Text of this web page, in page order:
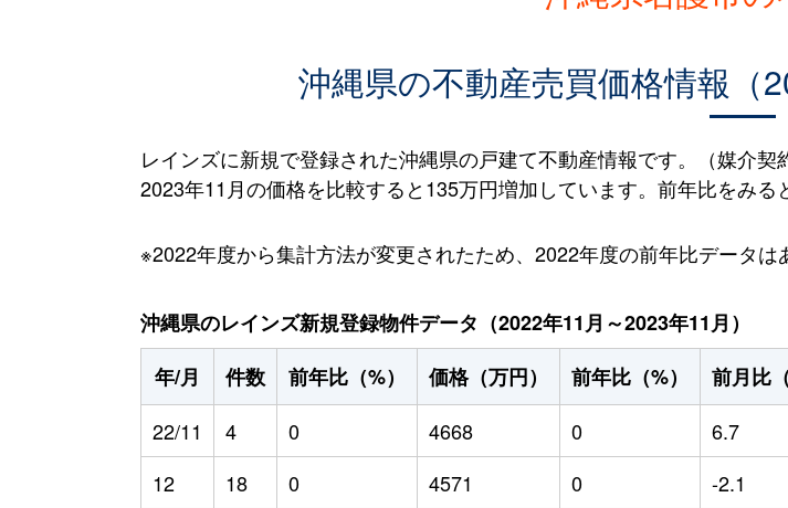
沖縄県の不動産売買価格情報（
レインズに新規で登録された沖縄県の戸建て不動産情報です。（媒介
2023年11月の価格を比較すると135万円増加しています。前年比をみる
※2022年度から集計方法が変更されたため、2022年度の前年比データは
沖縄県のレインズ新規登録物件データ（2022年11月～2023年11月）
年/月
件数 前年比（%） 価格（万円） 前年比（%） 前月比
22/11
4 0 4668 0 6.7
12
18 0 4571 0 -2.1